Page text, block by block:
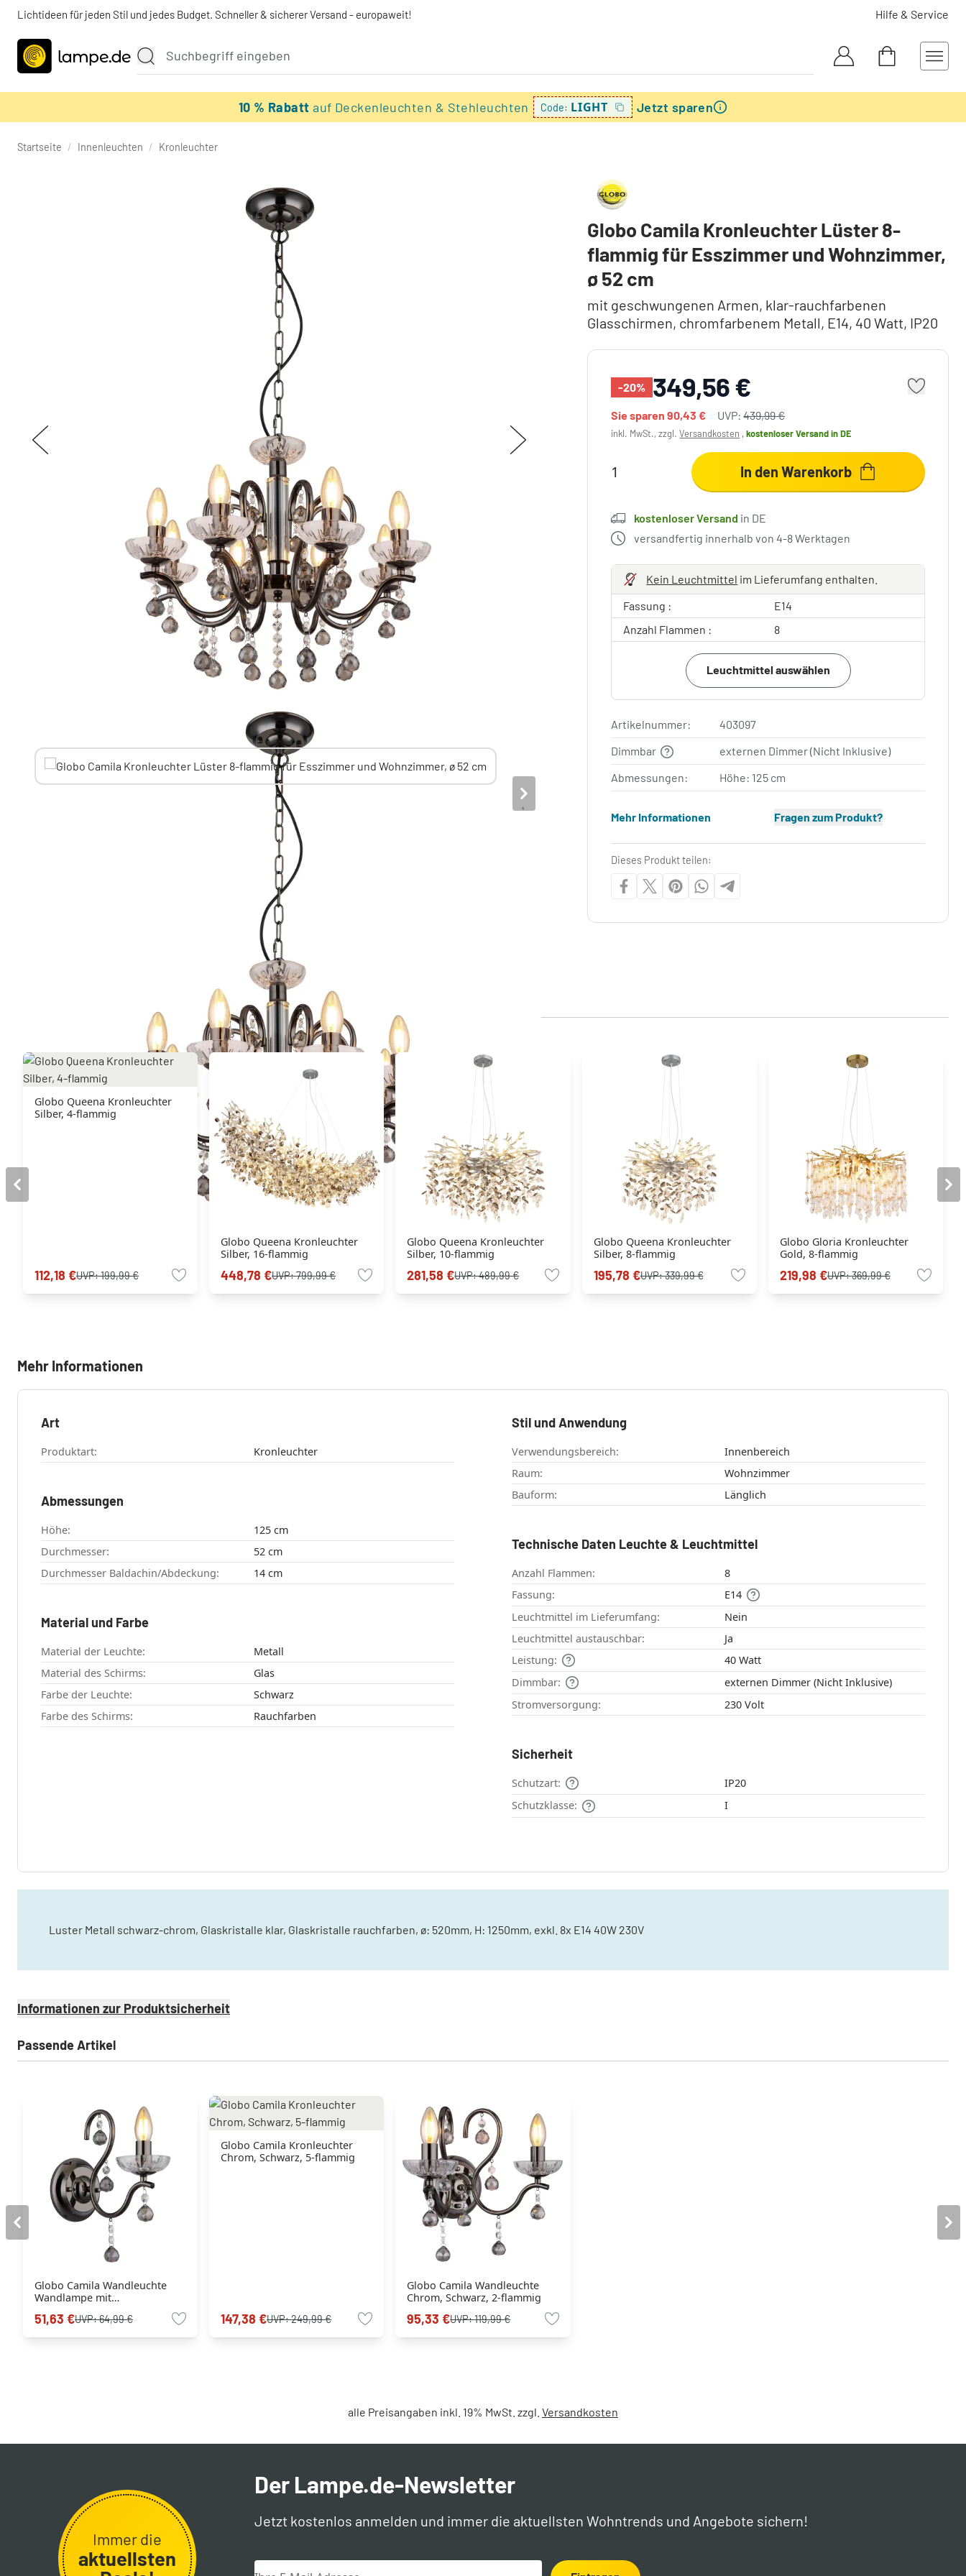
Lichtideen für jeden Stil und jedes Budget. Schneller & sicherer Versand - europaweit! Hilfe & Service
10 % Rabattauf Deckenleuchten & Stehleuchten Code: LIGHT Jetzt sparen
Startseite / Innenleuchten / Kronleuchter
Globo Camila Kronleuchter Lüster 8-
flammig für Esszimmer und Wohnzimmer,
ø 52 cm
mit geschwungenen Armen, klar-rauchfarbenen
Glasschirmen, chromfarbenem Metall, E14, 40 Watt, IP20
-20% 349,56 €
Sie sparen90,43 € UVP:439,99 €
inkl. MwSt., zzgl.Versandkosten ,kostenloser Versandin DE
In den Warenkorb
kostenloser Versand in DE
versandfertig innerhalb von 4-8 Werktagen
Kein Leuchtmittel im Lieferumfang enthalten.
Fassung :
E14
Anzahl Flammen :
8
Leuchtmittel auswählen
Artikelnummer:
403097
Dimmbar
externen Dimmer (Nicht Inklusive)
Abmessungen:
Höhe: 125 cm
Mehr Informationen Fragen zum Produkt?
Dieses Produkt teilen:
Globo Queena Kronleuchter
Silber, 4-flammig
112,18 €UVP:199,99 €
Globo Queena Kronleuchter
Silber, 16-flammig
448,78 €UVP:799,99 €
Globo Queena Kronleuchter
Silber, 10-flammig
281,58 €UVP:489,99 €
Globo Queena Kronleuchter
Silber, 8-flammig
195,78 €UVP:339,99 €
Globo Gloria Kronleuchter
Gold, 8-flammig
219,98 €UVP:369,99 €
Mehr Informationen
Art
Produktart: Kronleuchter
Abmessungen
Höhe:
125 cm
Durchmesser:
52 cm
Durchmesser Baldachin/Abdeckung:
14 cm
Material und Farbe
Material der Leuchte:
Metall
Material des Schirms:
Glas
Farbe der Leuchte:
Schwarz
Farbe des Schirms:
Rauchfarben
Stil und Anwendung
Verwendungsbereich:
Innenbereich
Raum:
Wohnzimmer
Bauform:
Länglich
Technische Daten Leuchte & Leuchtmittel
Anzahl Flammen:
8
Fassung:
E14
Leuchtmittel im Lieferumfang:
Nein
Leuchtmittel austauschbar:
Ja
Leistung:
40 Watt
Dimmbar:
externen Dimmer (Nicht Inklusive)
Stromversorgung:
230 Volt
Sicherheit
Schutzart:
IP20
Schutzklasse:
I
Luster Metall schwarz-chrom, Glaskristalle klar, Glaskristalle rauchfarben, ø: 520mm, H: 1250mm, exkl. 8x E14 40W 230V
Informationen zur Produktsicherheit
Passende Artikel
Globo Camila Wandleuchte
Wandlampe mit
Rauchglasschirm, E14, 40 Watt
51,63 €UVP:64,99 €
Globo Camila Kronleuchter
Chrom, Schwarz, 5-flammig
147,38 €UVP:249,99 €
Globo Camila Wandleuchte
Chrom, Schwarz, 2-flammig
95,33 €UVP:119,99 €
alle Preisangaben inkl. 19% MwSt. zzgl. Versandkosten
Immer die
aktuellsten
Der Lampe.de-Newsletter
Jetzt kostenlos anmelden und immer die aktuellsten Wohntrends und Angebote sichern!